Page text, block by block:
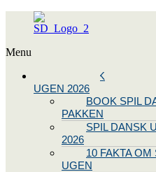
Menu
SPIL DANSK
UGEN 2026
BOOK SPIL
PAKKEN
SPIL DANSK
2026
10 FAKTA OM
UGEN